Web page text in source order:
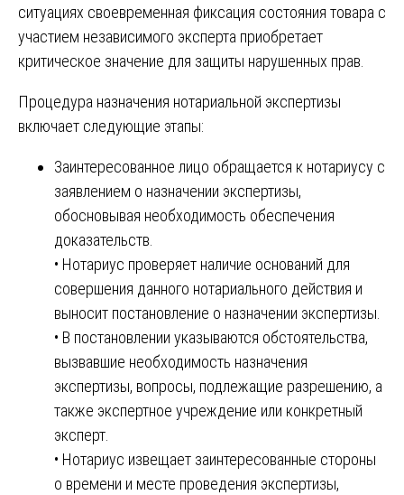
ситуациях своевременная фиксация состояния товара с
участием независимого эксперта приобретает
критическое значение для защиты нарушенных прав.
Процедура назначения нотариальной экспертизы
включает следующие этапы:
Заинтересованное лицо обращается к нотариусу с
заявлением о назначении экспертизы,
обосновывая необходимость обеспечения
доказательств.
• Нотариус проверяет наличие оснований для
совершения данного нотариального действия и
выносит постановление о назначении экспертизы.
• В постановлении указываются обстоятельства,
вызвавшие необходимость назначения
экспертизы, вопросы, подлежащие разрешению, а
также экспертное учреждение или конкретный
эксперт.
• Нотариус извещает заинтересованные стороны
о времени и месте проведения экспертизы,